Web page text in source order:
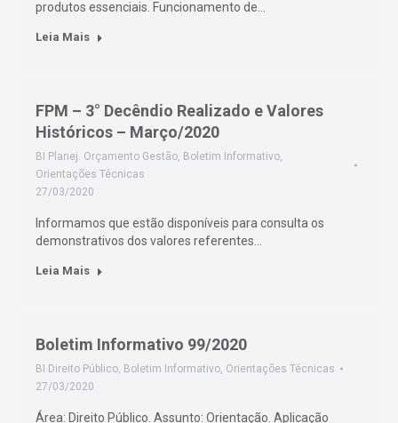
produtos essenciais. Funcionamento de…
Leia Mais
FPM – 3° Decêndio Realizado e Valores
Históricos – Março/2020
BI Planej. Orçamento Gestão, Boletim Informativo,
Orientações Técnicas
27/03/2020
Informamos que estão disponíveis para consulta os
demonstrativos dos valores referentes…
Leia Mais
Boletim Informativo 99/2020
BI Direito Público, Boletim Informativo, Orientações Técnicas
27/03/2020
Área: Direito Público. Assunto: Orientação. Aplicação